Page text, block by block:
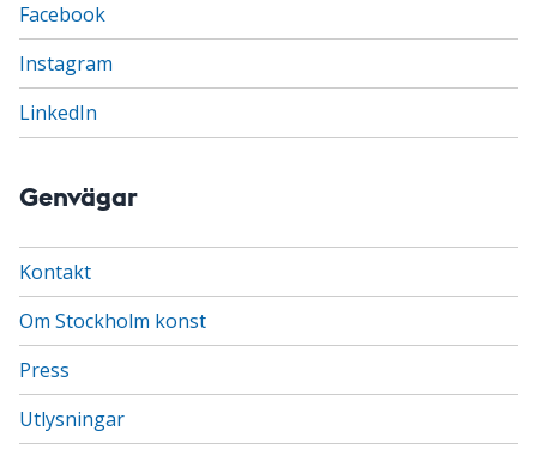
Facebook
Instagram
LinkedIn
Genvägar
Kontakt
Om Stockholm konst
Press
Utlysningar